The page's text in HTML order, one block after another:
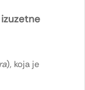
izuzetne
), koja je